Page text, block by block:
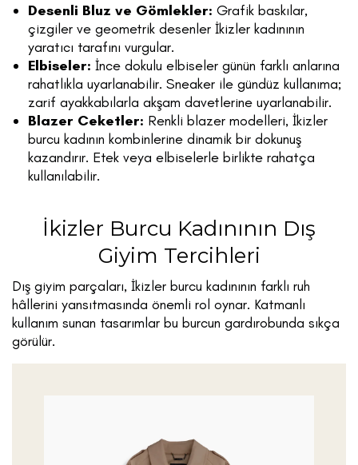
Desenli Bluz ve Gömlekler: Grafik baskılar,
çizgiler ve geometrik desenler İkizler kadınının
yaratıcı tarafını vurgular.
Elbiseler: İnce dokulu elbiseler günün farklı anlarına
rahatlıkla uyarlanabilir. Sneaker ile gündüz kullanıma;
zarif ayakkabılarla akşam davetlerine uyarlanabilir.
Blazer Ceketler: Renkli blazer modelleri, İkizler
burcu kadının kombinlerine dinamik bir dokunuş
kazandırır. Etek veya elbiselerle birlikte rahatça
kullanılabilir.
İkizler Burcu Kadınının Dış
Giyim Tercihleri
Dış giyim parçaları, İkizler burcu kadınının farklı ruh
hâllerini yansıtmasında önemli rol oynar. Katmanlı
kullanım sunan tasarımlar bu burcun gardırobunda sıkça
görülür.